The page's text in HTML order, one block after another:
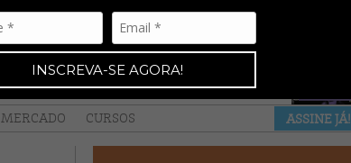
INSCREVA-SE AGORA!
•NAS BANCAS
MERCADO ASSINE JÁ!
CURSOS